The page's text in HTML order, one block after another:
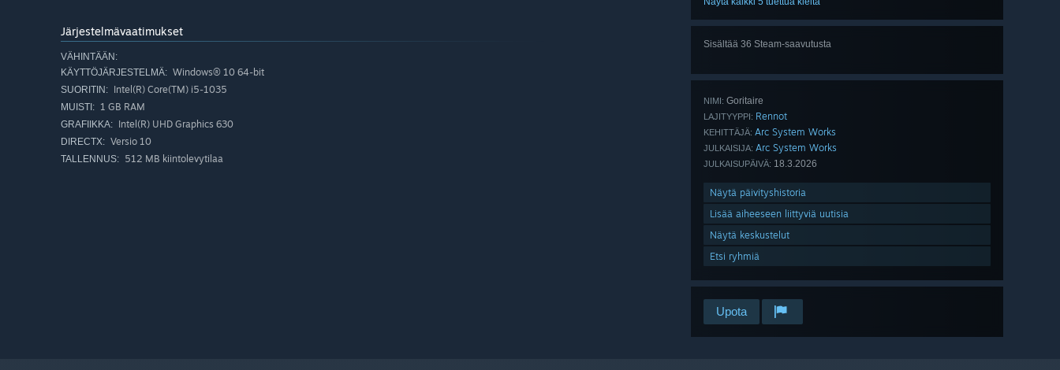
Sisältää 36 Steam-saavutusta
NIMI: Goritaire
LAJITYYPPI: Rennot
KEHITTÄJÄ: Arc System Works
JULKAISIJA: Arc System Works
JULKAISUPÄIVÄ: 18.3.2026
Näytä päivityshistoria
Lisää aiheeseen liittyviä uutisia
Näytä keskustelut
Etsi ryhmiä
Upota
Järjestelmävaatimukset
VÄHINTÄÄN:
KÄYTTÖJÄRJESTELMÄ: Windows® 10 64-bit
SUORITIN: Intel(R) Core(TM) i5-1035
MUISTI: 1 GB RAM
GRAFIIKKA: Intel(R) UHD Graphics 630
DIRECTX: Versio 10
TALLENNUS: 512 MB kiintolevytilaa